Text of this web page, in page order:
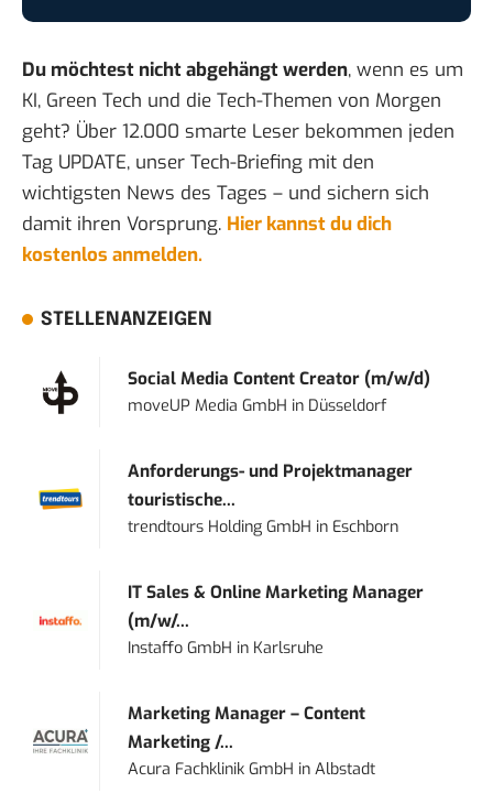
Du möchtest nicht abgehängt werden, wenn es um
KI, Green Tech und die Tech-Themen von Morgen
geht? Über 12.000 smarte Leser bekommen jeden
Tag UPDATE, unser Tech-Briefing mit den
wichtigsten News des Tages – und sichern sich
damit ihren Vorsprung. Hier kannst du dich
kostenlos anmelden.
STELLENANZEIGEN
Social Media Content Creator (m/w/d)
moveUP Media GmbH in Düsseldorf
Anforderungs- und Projektmanager
touristische...
trendtours Holding GmbH in Eschborn
IT Sales & Online Marketing Manager
(m/w/...
Instaffo GmbH in Karlsruhe
Marketing Manager – Content
Marketing /...
Acura Fachklinik GmbH inAlbstadt